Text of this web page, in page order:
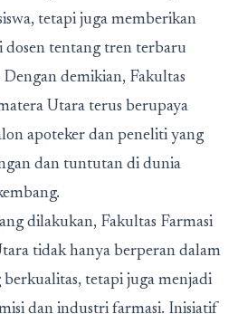
tetapi juga memberikan
dosen tentang tren terbaru
demikian, Fakultas
Utara terus berupaya
apoteker dan peneliti yang
dan tuntutan di dunia
dilakukan, Fakultas Farmasi
tidak hanya berperan dalam
tetapi juga menjadi
dan industri farmasi. Inisiatif